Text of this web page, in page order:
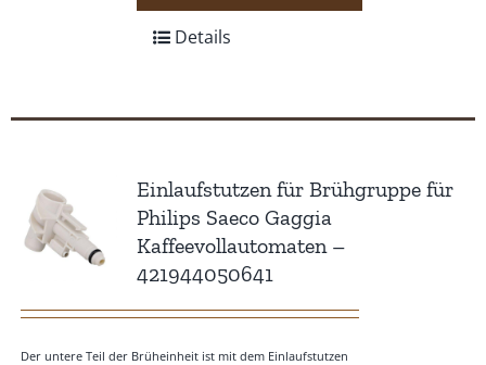
Details
Einlaufstutzen für Brühgruppe für
Philips Saeco Gaggia
Kaffeevollautomaten –
421944050641
Der untere Teil der Brüheinheit ist mit dem Einlaufstutzen